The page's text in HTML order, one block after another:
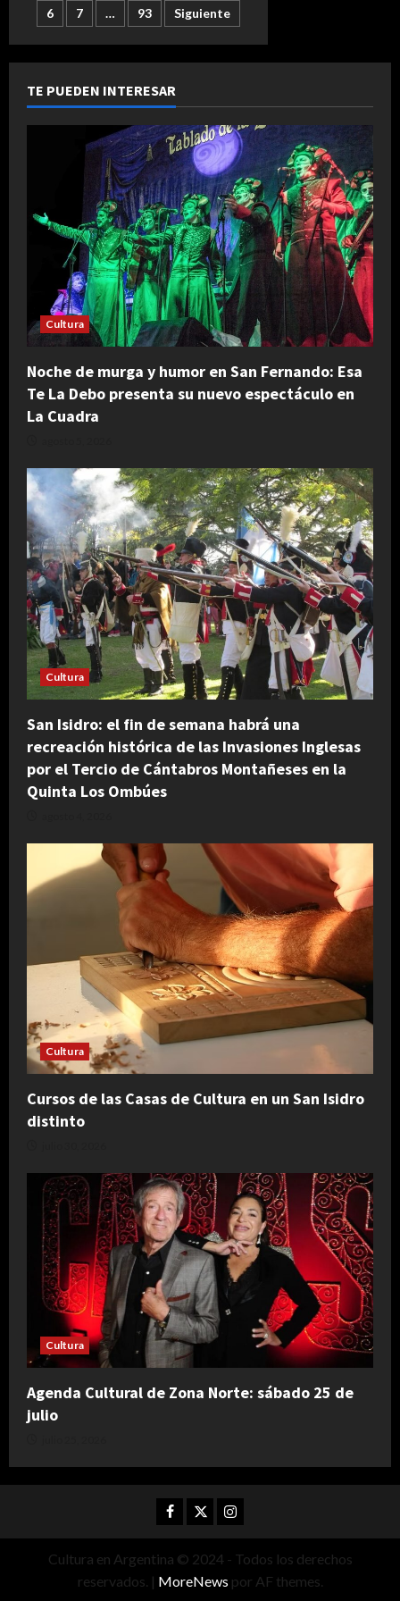
la
del
Libro,
presenta
el
proyecto
“La
Aventura
Escultórica”
de
entradas
6
7 … 93 Siguiente
TE PUEDEN INTERESAR
Cultura
Noche de murga y humor en San Fernando: Esa
Te La Debo presenta su nuevo espectáculo en
La Cuadra
Cultura
San Isidro: el fin de semana habrá una
recreación histórica de las Invasiones Inglesas
por el Tercio de Cántabros Montañeses en la
Quinta Los Ombúes
Cultura
Cursos de las Casas de Cultura en un San Isidro
distinto
Cultura
Agenda Cultural de Zona Norte: sábado 25 de
julio
Facebook
TwitterInstagram
Cultura en Argentina © 2024 - Todos los derechos
reservados. | MoreNews por AF themes.